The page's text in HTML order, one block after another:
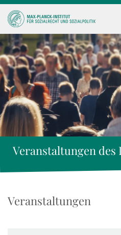
Veranstaltungen
Veranstaltungen